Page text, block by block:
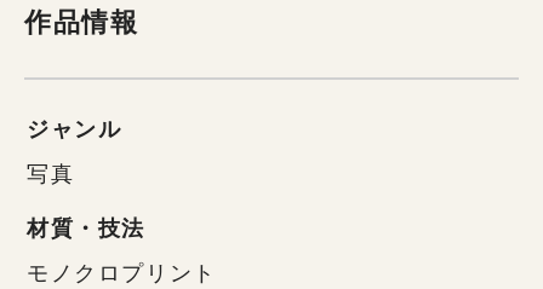
作品情報
ジャンル
写真
材質・技法
モノクロプリント